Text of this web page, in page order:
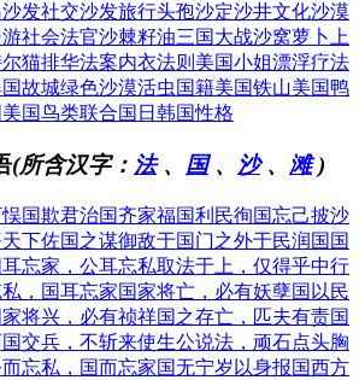
沙发社交沙发旅行头孢沙定沙井文化沙漠
社会法官沙棘籽油三国大战沙窝萝卜 上
猫排华法案内衣法则 美国小姐漂浮疗法
故城绿色沙漠活虫国籍美国铁山美国鸭
美国鸟类联合国日 韩国性格
(所含汉字： 法、 国、 沙、 滩)
悮国欺君治国齐家福国利民徇国忘己披沙
下佐国之谋御敌于国门之外于民润国 国
耳忘家，公耳忘私取法于上，仅得乎中行
，国耳忘家国家将亡，必有妖孽国以民
家将兴，必有祯祥国之存亡，匹夫有责国
交兵，不斩来使生公说法，顽石点头胸
忘私，国而忘家国无宁岁 以身报国西方